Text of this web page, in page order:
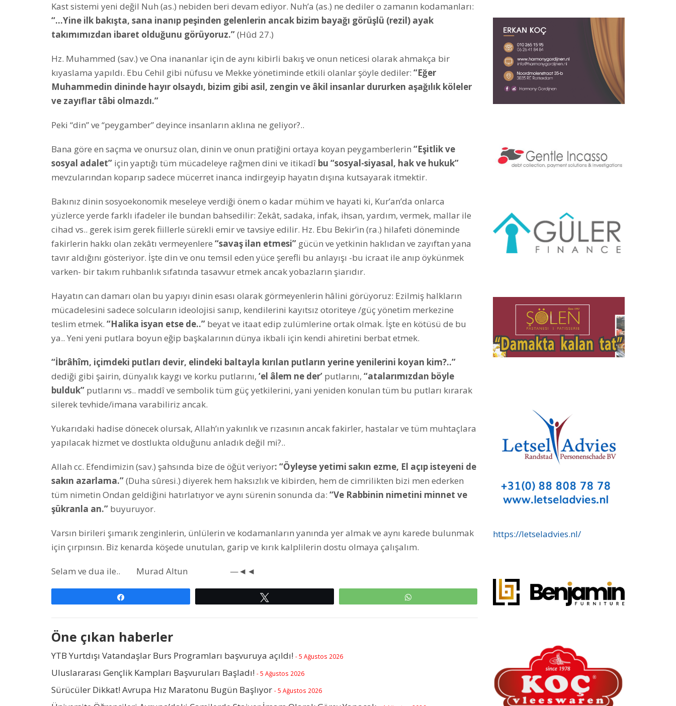
Kast sistemi yeni değil Nuh (as.) nebiden beri devam ediyor. Nuh’a (as.) ne dediler o zamanın kodamanları:
“…Yine ilk bakışta, sana inanıp peşinden gelenlerin ancak bizim bayağı görüşlü (rezil) ayak
takımımızdan ibaret olduğunu görüyoruz.”(Hûd 27.)
Hz. Muhammed (sav.) ve Ona inananlar için de aynı kibirli bakış ve onun neticesi olarak ahmakça bir
kıyaslama yapıldı. Ebu Cehil gibi nüfusu ve Mekke yönetiminde etkili olanlar şöyle dediler: “Eğer
Muhammedin dininde hayır olsaydı, bizim gibi asil, zengin ve âkil insanlar dururken aşağılık köleler
ve zayıflar tâbi olmazdı.”
Peki “din” ve “peygamber” deyince insanların aklına ne geliyor?..
Bana göre en saçma ve onursuz olan, dinin ve onun pratiğini ortaya koyan peygamberlerin “Eşitlik ve
sosyal adalet” için yaptığı tüm mücadeleye rağmen dini ve itikadî bu “sosyal-siyasal, hak ve hukuk”
mevzularından koparıp sadece mücerret inanca indirgeyip hayatın dışına kutsayarak itmektir.
Bakınız dinin sosyoekonomik meseleye verdiği önem o kadar mühim ve hayati ki, Kur’an’da onlarca
yüzlerce yerde farklı ifadeler ile bundan bahsedilir: Zekât, sadaka, infak, ihsan, yardım, vermek, mallar ile
cihad vs.. gerek isim gerek fiillerle sürekli emir ve tavsiye edilir. Hz. Ebu Bekir’in (ra.) hilafeti döneminde
fakirlerin hakkı olan zekâtı vermeyenlere “savaş ilan etmesi” gücün ve yetkinin haklıdan ve zayıftan yana
tavır aldığını gösteriyor. İşte din ve onu temsil eden yüce şerefli bu anlayışı -bu icraat ile anıp öykünmek
varken- bir takım ruhbanlık sıfatında tasavvur etmek ancak yobazların şiarıdır.
Hayatın can damarı olan bu yapıyı dinin esası olarak görmeyenlerin hâlini görüyoruz: Ezilmiş halkların
mücadelesini sadece solcuların ideolojisi sanıp, kendilerini kayıtsız otoriteye /güç yönetim merkezine
teslim etmek. “Halika isyan etse de..” beyat ve itaat edip zulümlerine ortak olmak. İşte en kötüsü de bu
ya.. Yeni yeni putlara boyun eğip başkalarının dünya ikbali için kendi ahiretini berbat etmek.
“İbrâhîm, içimdeki putları devir, elindeki baltayla kırılan putların yerine yenilerini koyan kim?..”
dediği gibi şairin, dünyalık kaygı ve korku putlarını, ‘el âlem ne der’ putlarını, “atalarımızdan böyle
bulduk” putlarını vs.. maddî ve sembolik tüm güç yetkilerini, yani yeniden konulan tüm bu putları kırarak
silerek tevhide/imana varabiliriz ancak.
Yukarıdaki hadise dönecek olursak, Allah’ın yakınlık ve rızasının ancak fakirler, hastalar ve tüm muhtaçlara
yapılacak hizmet ve dostlukta olduğunu anladık değil mi?..
Allah cc. Efendimizin (sav.) şahsında bize de öğüt veriyor: “Öyleyse yetimi sakın ezme, El açıp isteyeni de
sakın azarlama.”(Duha sûresi.) diyerek hem haksızlık ve kibirden, hem de cimrilikten bizi men ederken
tüm nimetin Ondan geldiğini hatırlatıyor ve aynı sürenin sonunda da: “Ve Rabbinin nimetini minnet ve
şükranla an.” buyuruyor.
Varsın birileri şımarık zenginlerin, ünlülerin ve kodamanların yanında yer almak ve aynı karede bulunmak
için çırpınsın. Biz kenarda köşede unutulan, garip ve kırık kalplilerin dostu olmaya çalışalım.
Selam ve dua ile.. Murad Altun —◄◄
Öne çıkan haberler
YTB Yurtdışı Vatandaşlar Burs Programları başvuruya açıldı! - 5 Ağustos 2026
Uluslararası Gençlik Kampları Başvuruları Başladı! - 5 Ağustos 2026
Sürücüler Dikkat! Avrupa Hız Maratonu Bugün Başlıyor - 5 Ağustos 2026
https://letseladvies.nl/